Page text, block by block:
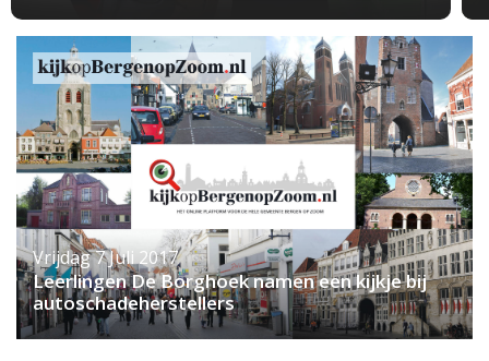
Vrijdag 7 Juli 2017
Leerlingen De Borghoek namen een kijkje bij
autoschadeherstellers